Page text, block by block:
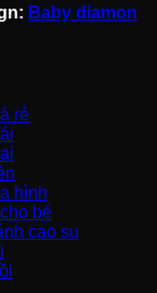
Baby diamon
rẻ
hình
bé
cao su